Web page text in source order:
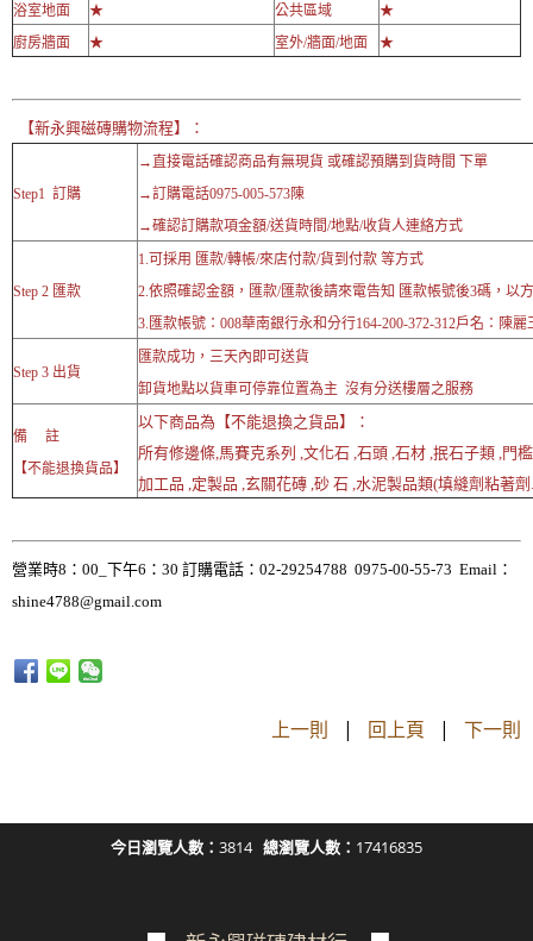
浴室地面
★ 公共區域
★
廚房牆面
★ 室外/牆面/地面 ★
【新永興磁磚購物流程】：
Step1 訂購
→直接電話確認商品有無現貨 或確認預購到貨時間 下單
→訂購電話0975-005-573陳
→確認訂購款項金額/送貨時間/地點/收貨人連絡方式
Step 2 匯款
1.可採用 匯款/轉帳/來店付款/貨到付款 等方式
2.依照確認金額，匯款/匯款後請來電告知 匯款帳號後3碼，以
3.匯款帳號：008華南銀行永和分行164-200-372-312戶名：陳麗
Step 3 出貨
匯款成功，三天內即可送貨
卸貨地點以貨車可停靠位置為主 沒有分送樓層之服務
備 註
【不能退換貨品】
以下商品為【不能退換之貨品】：
所有修邊條,馬賽克系列 ,文化石 ,石頭 ,石材 ,抿石子類 ,門
加工品 ,定製品 ,玄關花磚 ,砂 石 ,水泥製品類(填縫劑粘著劑
營業時8：00_下午6：30 訂購電話：02-29254788 0975-00-55-73 Email：
shine4788@gmail.com
上一則 | 回上頁 | 下一則
今日瀏覽人數： 3814 總瀏覽人數： 17416835